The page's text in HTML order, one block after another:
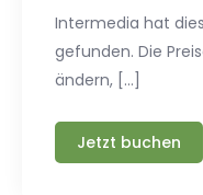
Intermedia hat
gefunden. Die
ändern, […]
Jetzt buchen